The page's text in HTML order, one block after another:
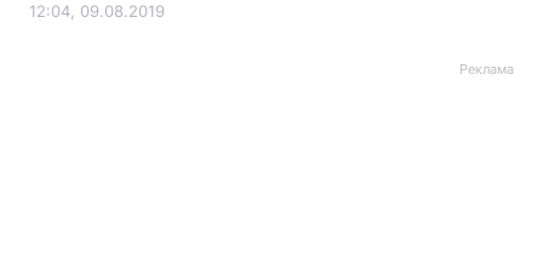
12:04, 09.08.2019
Реклама